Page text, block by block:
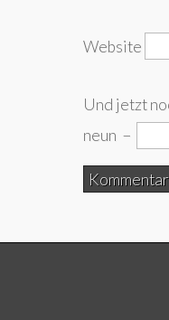
Website
Und jetzt
neun −